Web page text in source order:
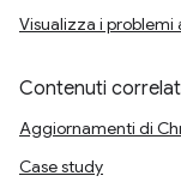
Visualizza i problemi
Contenuti
Aggiornamenti di
Case study